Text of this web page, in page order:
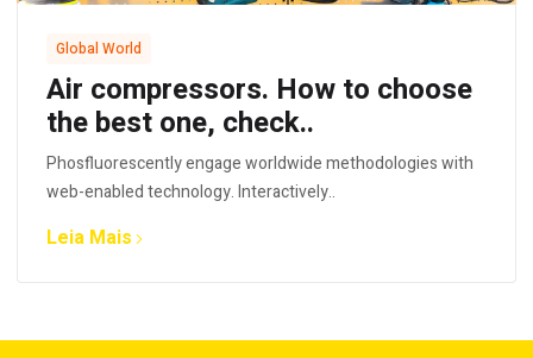
Global World
Air compressors. How to choose
the best one, check..
Phosfluorescently engage worldwide methodologies with
web-enabled technology. Interactively..
Leia Mais